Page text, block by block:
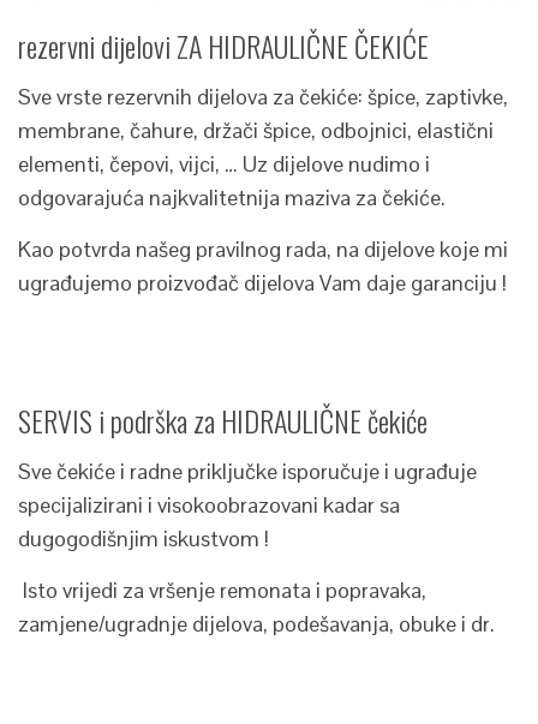
rezervni dijelovi ZA HIDRAULIČNE ČEKIĆE
Sve vrste rezervnih dijelova za čekiće: špice, zaptivke,
membrane, čahure, držači špice, odbojnici, elastični
elementi, čepovi, vijci, … Uz dijelove nudimo i
odgovarajuća najkvalitetnija maziva za čekiće.
Kao potvrda našeg pravilnog rada, na dijelove koje mi
ugrađujemo proizvođač dijelova Vam daje garanciju !
SERVIS i podrška za HIDRAULIČNE čekiće
Sve čekiće i radne priključke isporučuje i ugrađuje
specijalizirani i visokoobrazovani kadar sa
dugogodišnjim iskustvom !
Isto vrijedi za vršenje remonata i popravaka,
zamjene/ugradnje dijelova, podešavanja, obuke i dr.